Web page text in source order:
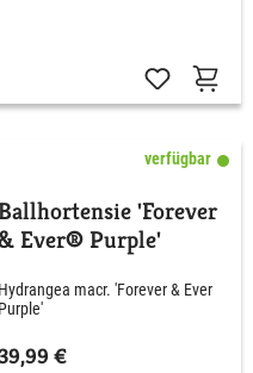
verfügbar
'Forever
Ever® Purple'
Hydrangea macr. 'Forever & Ever
Purple'
€